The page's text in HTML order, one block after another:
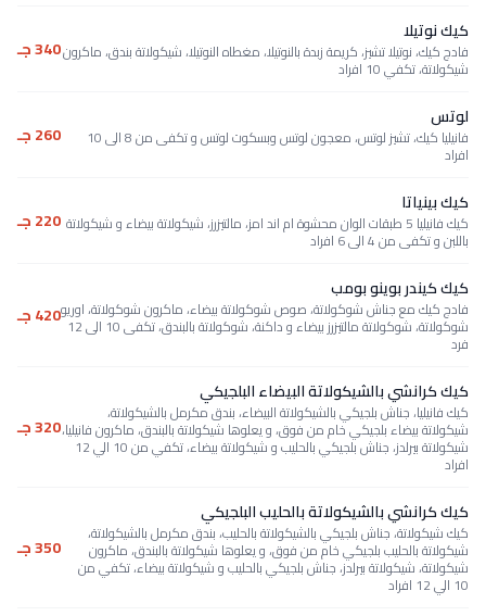
كيك نوتيلا
فادج كيك، نوتيلا تشيز، كريمة زبدة بالنوتيلا، مغطاه النوتيلا، شيكولاتة بندق، ماكرون
شيكولاتة، تكفي 10 افراد
340 جـ
لوتس
فانيليا كيك، تشيز لوتس، معجون لوتس وبسكوت لوتس و تكفى من 8 الى 10
افراد
260 جـ
كيك بينياتا
كيك فانيليا 5 طبقات الوان محشوة ام اند امز، مالتيزرز، شيكولاتة بيضاء و شيكولاتة
باللبن و تكفى من 4 الى 6 افراد
220 جـ
كيك كيندر بوينو بومب
فادج كيك مع جناش شوكولاتة، صوص شوكولاتة بيضاء، ماكرون شوكولاتة، اوريو
شوكولاتة، شوكولاتة مالتيزرز بيضاء و داكنة، شوكولاتة بالبندق، تكفى 10 الى 12
فرد
420 جـ
كيك كرانشي بالشيكولاتة البيضاء البلجيكي
كيك فانيليا، جناش بلجيكي بالشيكولاتة البيضاء، بندق مكرمل بالشيكولاتة،
شيكولاتة بيضاء بلجيكي خام من فوق، و يعلوها شيكولاتة بالبندق، ماكرون فانيليا،
شيكولاتة بيرلدز، جناش بلجيكي بالحليب و شيكولاتة بيضاء، تكفي من 10 الي 12
افراد
320 جـ
كيك كرانشي بالشيكولاتة بالحليب البلجيكي
كيك شيكولاتة، جناش بلجيكي بالشيكولاتة بالحليب، بندق مكرمل بالشيكولاتة،
شيكولاتة بالحليب بلجيكي خام من فوق، و يعلوها شيكولاتة بالبندق، ماكرون
شيكولاتة، شيكولاتة بيرلدز، جناش بلجيكي بالحليب و شيكولاتة بيضاء، تكفي من
10 الي 12 افراد
350 جـ